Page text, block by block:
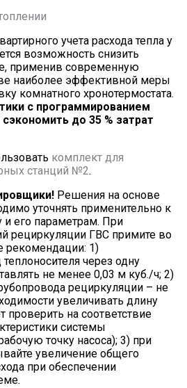
учета расхода тепла у
возможность снизить
применив современную
наиболее эффективной меры
комнатного хронотермостата.
с программированием
до 35 % затрат
комплект для
станций №2.
Решения на основе
уточнять применительно к
и его параметрам. При
рециркуляции ГВС примите во
1)
через одну
не менее 0,03 м куб./ч; 2)
рециркуляции – не
увеличивать длину
проверить на соответствие
системы
точку насоса); 3) при
увеличение общего
при обеспечении